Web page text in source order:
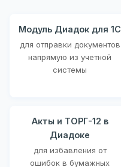
Модуль Диадок для 1С
для отправки документов
напрямую из учетной
системы
Акты и ТОРГ-12 в
Диадоке
для избавления от
ошибок в бумажных